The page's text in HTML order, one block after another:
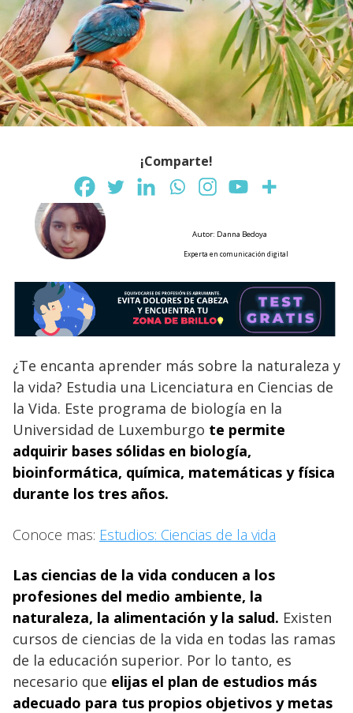
¡Comparte!
Autor: Danna Bedoya
Experta en comunicación digital
¿Te encanta aprender más sobre la naturaleza y
la vida? Estudia una Licenciatura en Ciencias de
la Vida. Este programa de biología en la
Universidad de Luxemburgo te permite
adquirir bases sólidas en biología,
bioinformática, química, matemáticas y física
durante los tres años.
Conoce mas: Estudios: Ciencias de la vida
Las ciencias de la vida conducen a los
profesiones del medio ambiente, la
naturaleza, la alimentación y la salud. Existen
cursos de ciencias de la vida en todas las ramas
de la educación superior. Por lo tanto, es
necesario que elijas el plan de estudios más
adecuado para tus propios objetivos y metas